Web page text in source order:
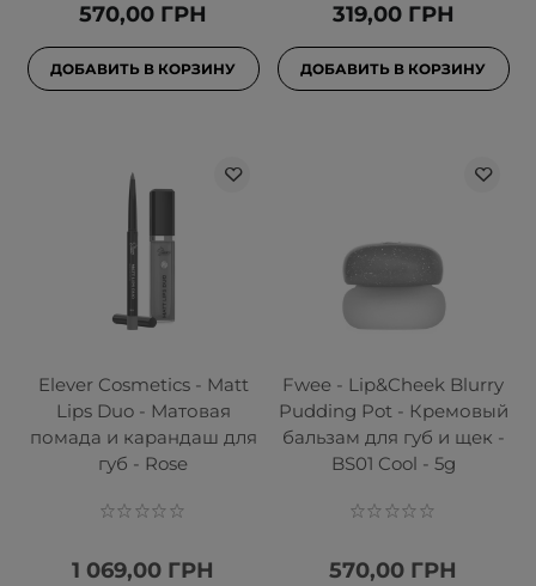
570,00 ГРН
ДОБАВИТЬ В КОРЗИНУ
319,00 ГРН
ДОБАВИТЬ В КОРЗИНУ
Elever Cosmetics - Matt
Lips Duo - Матовая
помада и карандаш для
губ - Rose
1 069,00 ГРН
Fwee - Lip&Cheek Blurry
Pudding Pot - Кремовый
бальзам для губ и щек -
BS01 Cool - 5g
570,00 ГРН